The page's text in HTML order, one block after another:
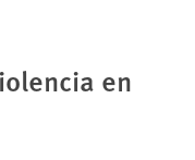
en